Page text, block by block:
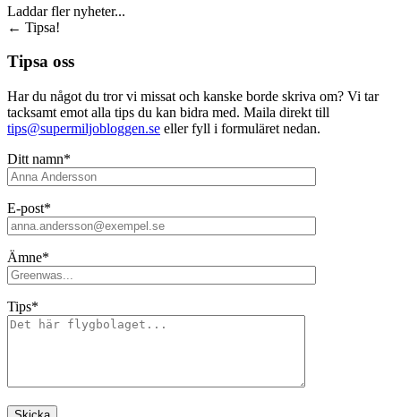
Laddar fler nyheter...
← Tipsa!
Tipsa oss
Har du något du tror vi missat och kanske borde skriva om? Vi tar
tacksamt emot alla tips du kan bidra med. Maila direkt till
tips@supermiljobloggen.se eller fyll i formuläret nedan.
Ditt namn*
E-post*
Ämne*
Tips*
Lämna detta fält tomt.